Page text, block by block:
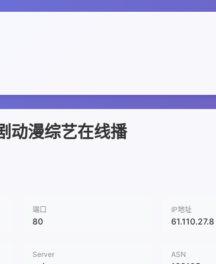
动漫综艺在线播
端口
80
IP地址
61.110.27.8
Server ASN